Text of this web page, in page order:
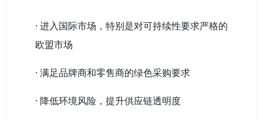
· 进入国际市场，特别是对可持续性要求严格的
欧盟市场
· 满足品牌商和零售商的绿色采购要求
· 降低环境风险，提升供应链透明度